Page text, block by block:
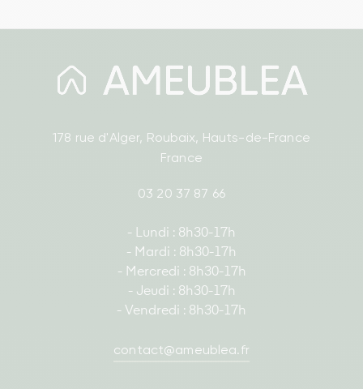
178 rue d'Alger, Roubaix, Hauts-de-France
France
03 20 37 87 66
- Lundi : 8h30-17h
- Mardi : 8h30-17h
- Mercredi : 8h30-17h
- Jeudi : 8h30-17h
- Vendredi : 8h30-17h
contact@ameublea.fr